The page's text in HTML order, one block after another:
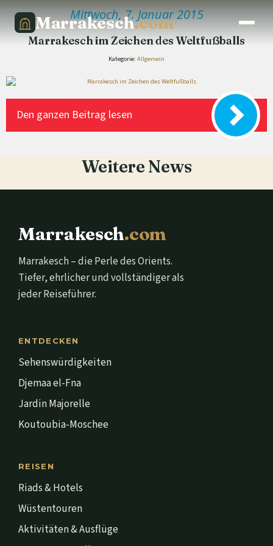
Marrakesch.com
Mittwoch, 7. Januar 2015
Marrakesch im Zeichen des Weltfußballs
Kategorie: Allgemein
Den ganzen Beitrag lesen
Weitere News
Marrakesch.com
Marrakesch – die Perle des Orients.
Tiefer, ehrlicher und vollständiger als
jeder Reiseführer.
ENTDECKEN
Sehenswürdigkeiten
Djemaa el-Fna
Jardin Majorelle
Koutoubia-Moschee
REISEN
Riads & Hotels
Wüstentouren
Aktivitäten & Ausflüge